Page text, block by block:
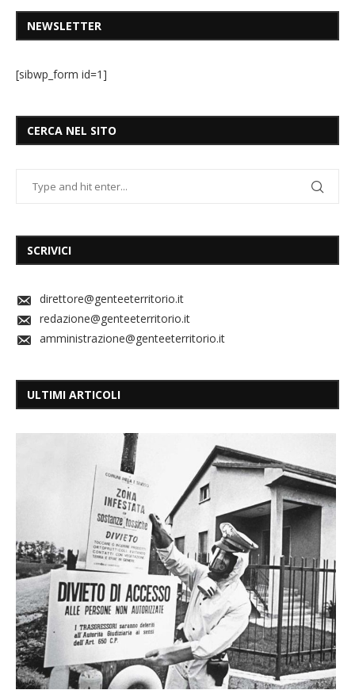
NEWSLETTER
[sibwp_form id=1]
CERCA NEL SITO
SCRIVICI
direttore@genteeterritorio.it
redazione@genteeterritorio.it
amministrazione@genteeterritorio.it
ULTIMI ARTICOLI